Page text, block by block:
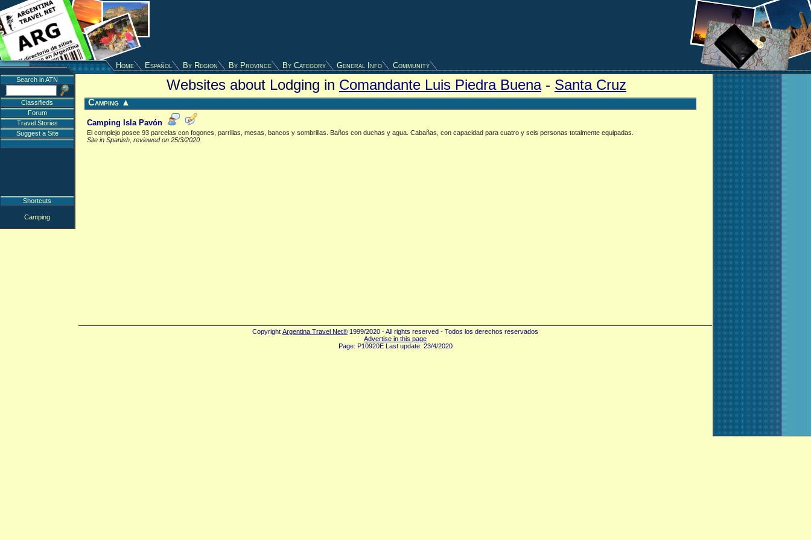
Home Español By Region By Province By Category General Info Community
Websites about Lodging in Comandante Luis Piedra Buena- Santa Cruz
Camping ▲
Camping Isla Pavón
El complejo posee 93 parcelas con fogones, parrillas, mesas, bancos y sombrillas. Baños con duchas y agua. Cabañas, con capacidad para cuatro y seis personas totalmente equipadas.
Site in Spanish, reviewed on 25/3/2020
Search in ATN
Classifieds
Forum
Travel Stories
Suggest a Site
Shortcuts
Camping
Copyright Argentina Travel Net® 1999/2020 - All rights reserved - Todos los derechos reservados
Advertise in this page
Page: P10920E Last update: 23/4/2020